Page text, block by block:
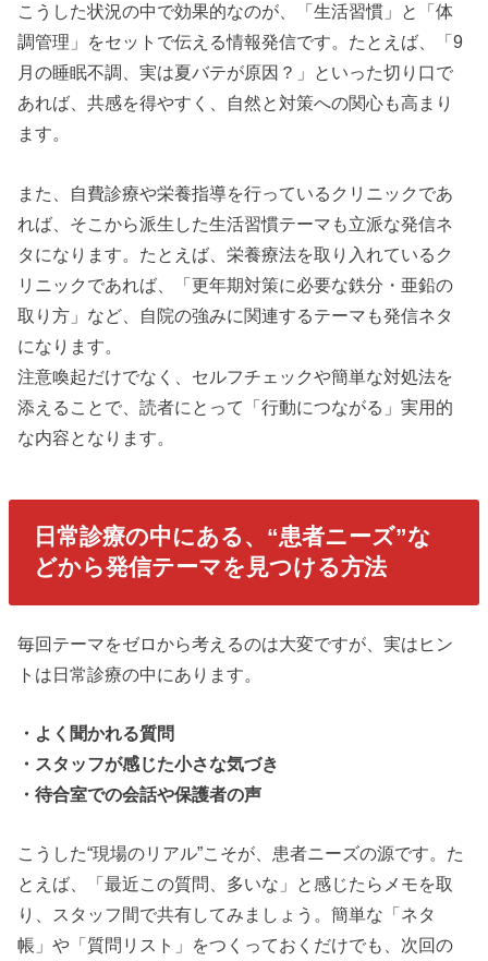
こうした状況の中で効果的なのが、「生活習慣」と「体
調管理」をセットで伝える情報発信です。たとえば、「9
月の睡眠不調、実は夏バテが原因？」といった切り口で
あれば、共感を得やすく、自然と対策への関心も高まり
ます。
また、自費診療や栄養指導を行っているクリニックであ
れば、そこから派生した生活習慣テーマも立派な発信ネ
タになります。たとえば、栄養療法を取り入れているク
リニックであれば、「更年期対策に必要な鉄分・亜鉛の
取り方」など、自院の強みに関連するテーマも発信ネタ
になります。
注意喚起だけでなく、セルフチェックや簡単な対処法を
添えることで、読者にとって「行動につながる」実用的
な内容となります。
日常診療の中にある、“患者ニーズ”な
どから発信テーマを見つける方法
毎回テーマをゼロから考えるのは大変ですが、実はヒン
トは日常診療の中にあります。
・よく聞かれる質問
・スタッフが感じた小さな気づき
・待合室での会話や保護者の声
こうした“現場のリアル”こそが、患者ニーズの源です。た
とえば、「最近この質問、多いな」と感じたらメモを取
り、スタッフ間で共有してみましょう。簡単な「ネタ
帳」や「質問リスト」をつくっておくだけでも、次回の